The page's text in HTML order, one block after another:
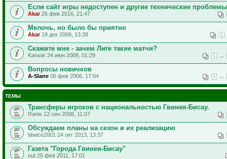
Если сайт игры недоступен и другие технические проблемы
Akar26 фев 2016, 21:47
Мелочь, но было бы приятно
1
Akar19 дек 2009, 13:38
Скажите мне - зачем Лиге такие матчи?
1
Karwar 24 июн 2008, 01:29
Вопросы новичков
1
A-Slane 06 фев 2006, 17:04
ТЕМЫ
Трансферы игроков с национальностью Гвинея-Бисау.
Ranis 12 сен 2008, 11:07
Обсуждаем планы на сезон и их реализацию
btwice2001 24 окт 2013, 13:37
Газета "Города Гвинеи-Бисау"
out 25 фев 2011, 17:01